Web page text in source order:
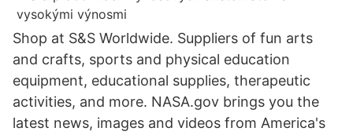
Shop at S&S Worldwide. Suppliers of fun arts
and crafts, sports and physical education
equipment, educational supplies, therapeutic
activities, and more. NASA.gov brings you the
latest news, images and videos from America's